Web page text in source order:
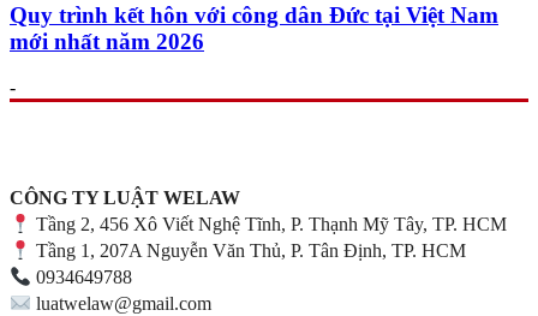
Quy trình kết hôn với công dân Đức tại Việt Nam
mới nhất năm 2026
-
CÔNG TY LUẬT WELAW
Tầng 2, 456 Xô Viết Nghệ Tĩnh, P. Thạnh Mỹ Tây, TP. HCM
Tầng 1, 207A Nguyễn Văn Thủ, P. Tân Định, TP. HCM
0934649788
luatwelaw@gmail.com